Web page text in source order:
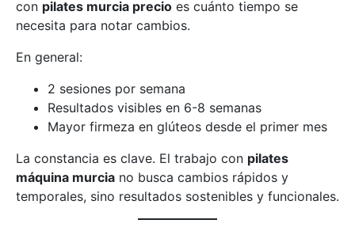
con pilates murcia precio es cuánto tiempo se
necesita para notar cambios.
En general:
2 sesiones por semana
Resultados visibles en 6-8 semanas
Mayor firmeza en glúteos desde el primer mes
La constancia es clave. El trabajo con pilates
máquina murcia no busca cambios rápidos y
temporales, sino resultados sostenibles y funcionales.